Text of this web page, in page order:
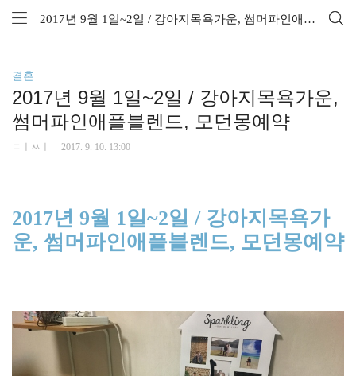
2017년 9월 1일~2일 / 강아지목욕가운, 썸머파인애플블렌드, 모던몽예약
결혼
2017년 9월 1일~2일 / 강아지목욕가운,
썸머파인애플블렌드, 모던몽예약
ㄷㅣㅆㅣ 2017. 9. 10. 13:00
2017년 9월 1일~2일 / 강아지목욕가
운, 썸머파인애플블렌드, 모던몽예약